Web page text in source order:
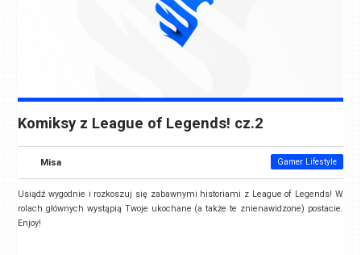
Komiksy z League of Legends! cz.2
Misa Gamer Lifestyle
Usiądź wygodnie i rozkoszuj się zabawnymi historiami z League of Legends! W
rolach głównych wystąpią Twoje ukochane (a także te znienawidzone) postacie.
Enjoy!